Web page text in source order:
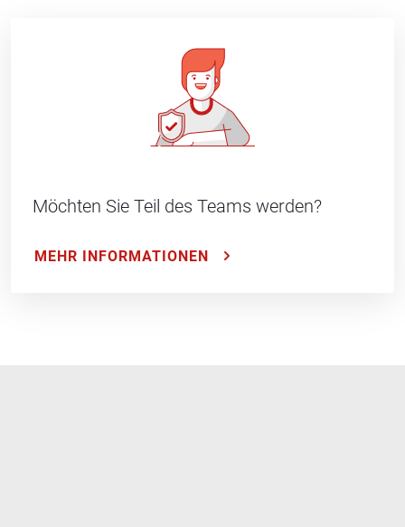
Möchten Sie Teil des Teams werden?
MEHR INFORMATIONEN